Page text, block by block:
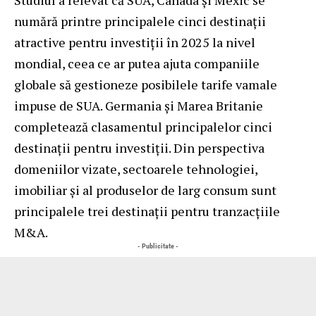
numără printre principalele cinci destinații
atractive pentru investiții în 2025 la nivel
mondial, ceea ce ar putea ajuta companiile
globale să gestioneze posibilele tarife vamale
impuse de SUA. Germania și Marea Britanie
completează clasamentul principalelor cinci
destinații pentru investiții. Din perspectiva
domeniilor vizate, sectoarele tehnologiei,
imobiliar și al produselor de larg consum sunt
principalele trei destinații pentru tranzacțiile
M&A.
- Publicitate -